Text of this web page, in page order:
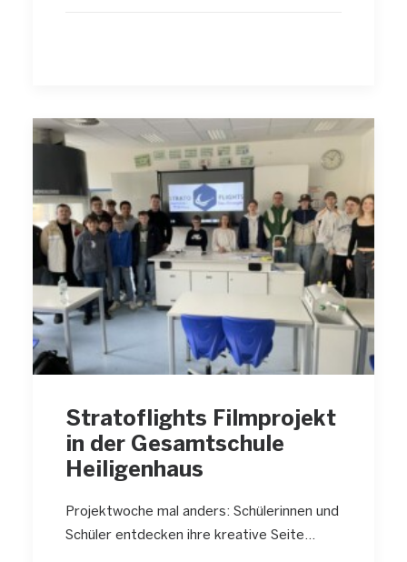
Stratoflights Filmprojekt
in der Gesamtschule
Heiligenhaus
Projektwoche mal anders: Schülerinnen und
Schüler entdecken ihre kreative Seite…